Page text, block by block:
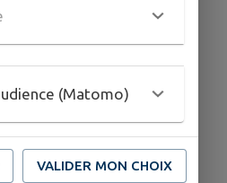
Las Illas
(Matomo)
VALIDER MON CHOIX